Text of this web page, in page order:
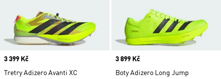
Price
3 399 Kč
Tretry Adizero Avanti XC
Price
3 899 Kč
Boty Adizero Long Jump